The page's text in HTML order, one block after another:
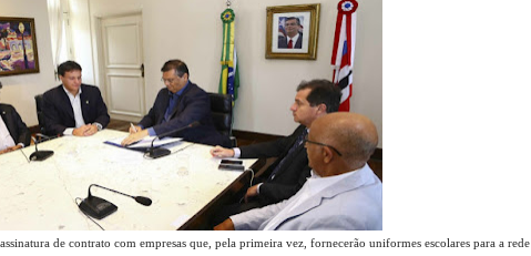
de contrato com empresas que, pela primeira vez, fornecerão uniformes escolares para a rede